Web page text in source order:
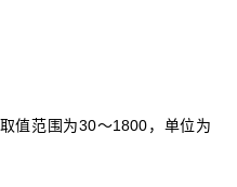
值范围为30～1800，单位为